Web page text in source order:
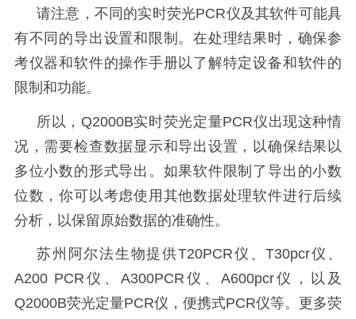
请注意，不同的实时荧光PCR仪及其软件可能具
有不同的导出设置和限制。在处理结果时，确保参
考仪器和软件的操作手册以了解特定设备和软件的
限制和功能。
所以， Q2000B实时荧光定量PCR仪出现这种情
况，需要检查数据显示和导出设置，以确保结果以
多位小数的形式导出。如果软件限制了导出的小数
位数，你可以考虑使用其他数据处理软件进行后续
分析，以保留原始数据的准确性。
苏州阿尔法生物提供T20PCR仪、T30pcr仪、
A200 PCR仪、A300PCR仪、A600pcr仪，以及
Q2000B荧光定量PCR仪，便携式PCR仪等。更多荧